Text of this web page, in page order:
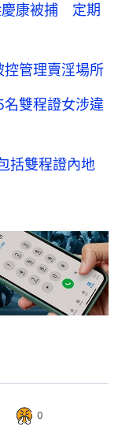
慶康被捕 定期
管理賣淫場所
雙程證女涉違
雙程證內地
0